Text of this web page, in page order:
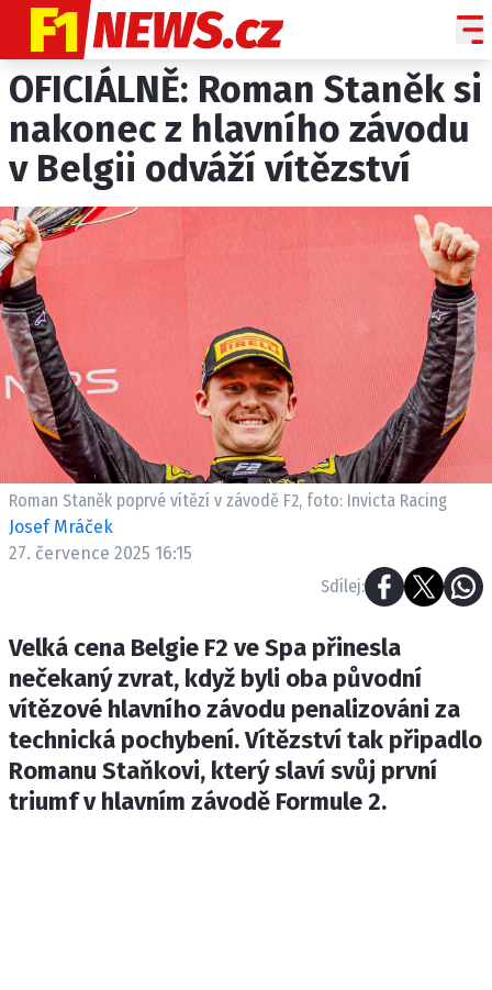
NOVINKY
GRAND PRIX
PADDOCK LINE
HISTORIE GP
PROFILY JEZDCŮ
PROFILY TÝMŮ
ROZHOVORY
OSTATNÍ
SLEDUJTE NÁS NA|
ETICKÝ KODEX
OSOBNÍ ÚDAJE / COOKIES
Provozovatelem serveru F1NEWS.cz je
INCORP MEDIA GROUP s.r.o., IČ: 118 23 054
OFICIÁLNĚ: Roman Staněk si
nakonec z hlavního závodu
v Belgii odváží vítězství
Roman Staněk poprvé vítězí v závodě F2, foto: Invicta Racing
Josef Mráček
27. července 2025 16:15
Sdílej:
Velká cena Belgie F2 ve Spa přinesla
nečekaný zvrat, když byli oba původní
vítězové hlavního závodu penalizováni za
technická pochybení. Vítězství tak připadlo
Romanu Staňkovi, který slaví svůj první
triumf v hlavním závodě Formule 2.